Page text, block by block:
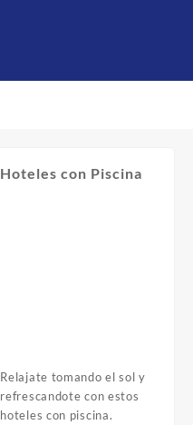
Hoteles con Piscina
Relajate tomando el sol y
refrescandote con estos
hoteles con piscina.